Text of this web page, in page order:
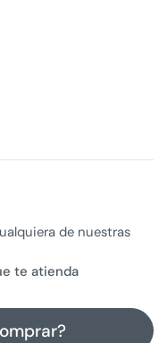
de nuestras
te atienda